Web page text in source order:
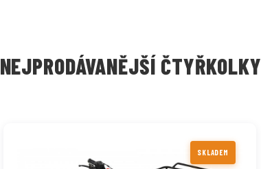
NEJPRODÁVANĚJŠÍ ČTYŘKOLKY
SKLADEM